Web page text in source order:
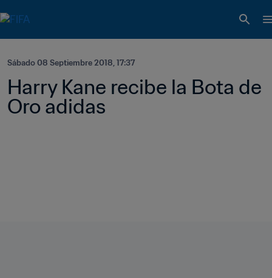
Sábado 08 Septiembre 2018, 17:37
Harry Kane recibe la Bota de
Oro adidas